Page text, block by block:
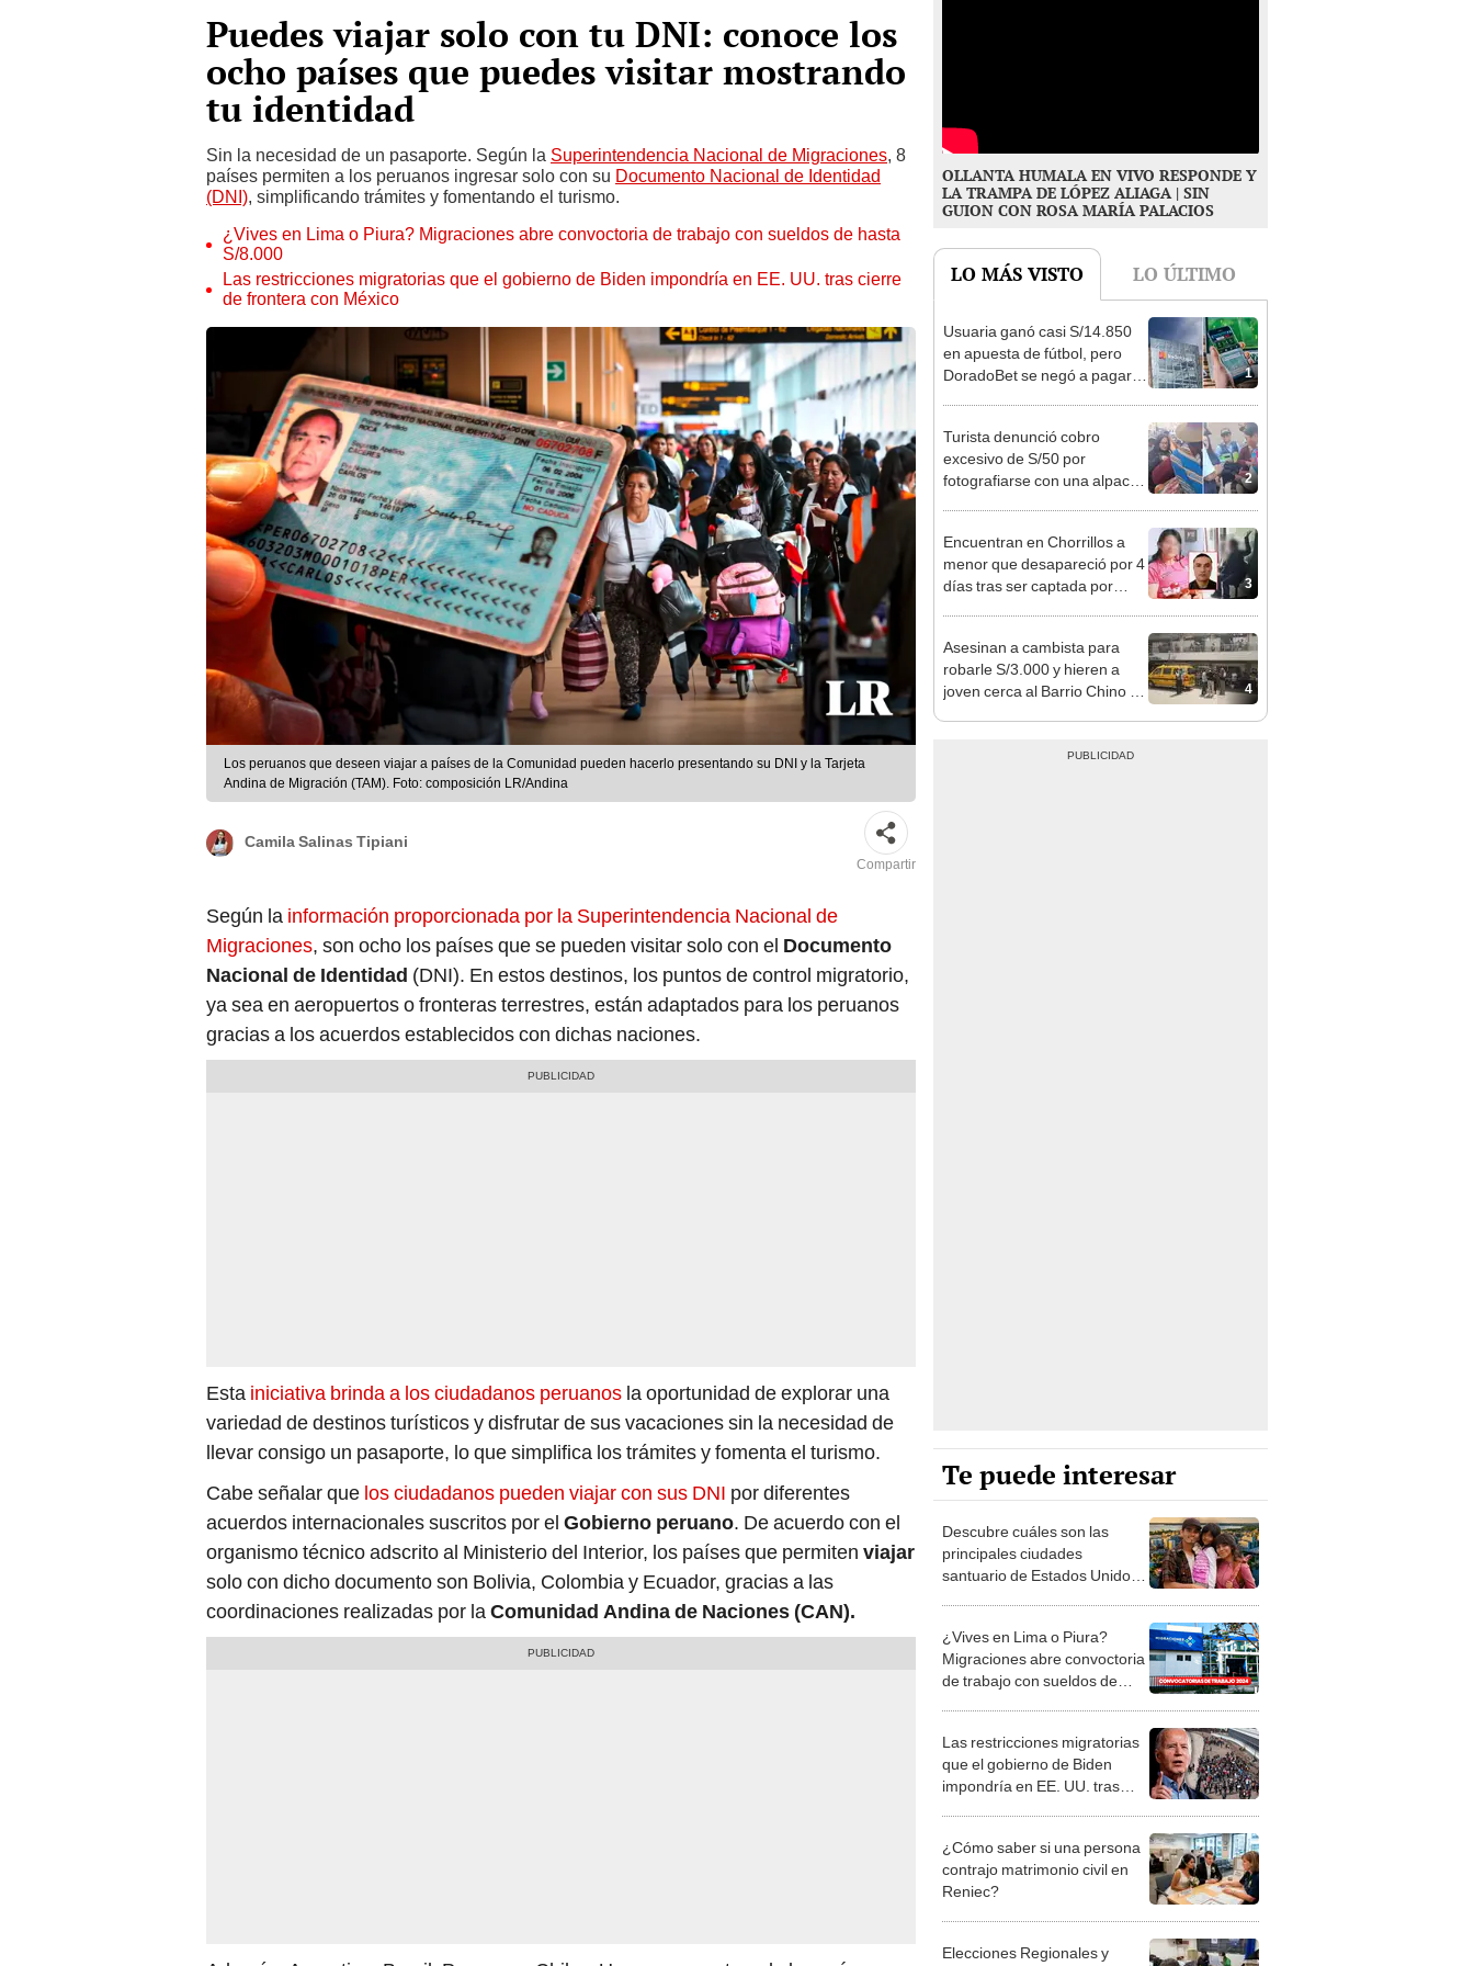
Puedes viajar solo con tu DNI: conoce los
ocho países que puedes visitar mostrando
tu identidad
Sin la necesidad de un pasaporte. Según la Superintendencia Nacional de Migraciones, 8
países permiten a los peruanos ingresar solo con su Documento Nacional de Identidad
(DNI), simplificando trámites y fomentando el turismo.
¿Vives en Lima o Piura? Migraciones abre convoctoria de trabajo con sueldos de hasta
S/8.000
Las restricciones migratorias que el gobierno de Biden impondría en EE. UU. tras cierre
de frontera con México
Los peruanos que deseen viajar a países de la Comunidad pueden hacerlo presentando su DNI y la Tarjeta
Andina de Migración (TAM). Foto: composición LR/Andina
Camila Salinas Tipiani
Compartir
Según la información proporcionada por la Superintendencia Nacional de
Migraciones, son ocho los países que se pueden visitar solo con el Documento
Nacional de Identidad (DNI). En estos destinos, los puntos de control migratorio,
ya sea en aeropuertos o fronteras terrestres, están adaptados para los peruanos
gracias a los acuerdos establecidos con dichas naciones.
Esta iniciativa brinda a los ciudadanos peruanos la oportunidad de explorar una
variedad de destinos turísticos y disfrutar de sus vacaciones sin la necesidad de
llevar consigo un pasaporte, lo que simplifica los trámites y fomenta el turismo.
Cabe señalar que los ciudadanos pueden viajar con sus DNI por diferentes
acuerdos internacionales suscritos por el Gobierno peruano. De acuerdo con el
organismo técnico adscrito al Ministerio del Interior, los países que permiten viajar
solo con dicho documento son Bolivia, Colombia y Ecuador, gracias a las
coordinaciones realizadas por laComunidad Andina de Naciones (CAN).
OLLANTA HUMALA EN VIVO RESPONDE Y
LA TRAMPA DE LÓPEZ ALIAGA | SIN
GUION CON ROSA MARÍA PALACIOS
LO MÁS VISTO LO ÚLTIMO
1
Usuaria ganó casi S/14.850
en apuesta de fútbol, pero
DoradoBet se negó a pagar:
2
Turista denunció cobro
excesivo de S/50 por
fotografiarse con una alpaca
3
Encuentran en Chorrillos a
menor que desapareció por 4
días tras ser captada por
4
Asesinan a cambista para
robarle S/3.000 y hieren a
joven cerca al Barrio Chino en
Te puede interesar
Descubre cuáles son las
principales ciudades
santuario de Estados Unidos
¿Vives en Lima o Piura?
Migraciones abre convoctoria
de trabajo con sueldos de
Las restricciones migratorias
que el gobierno de Biden
impondría en EE. UU. tras
¿Cómo saber si una persona
contrajo matrimonio civil en
Reniec?
Elecciones Regionales y